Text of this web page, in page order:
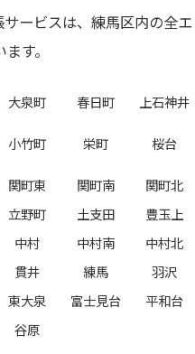
ービスは、練馬区内の全エ
す。
大泉町 春日町 上石神井
小竹町 栄町 桜台
関町東 関町南
関町北
立野町 土支田
豊玉上
中村 中村南
中村北
貫井 練馬
羽沢
東大泉 富士見台
平和台
谷原